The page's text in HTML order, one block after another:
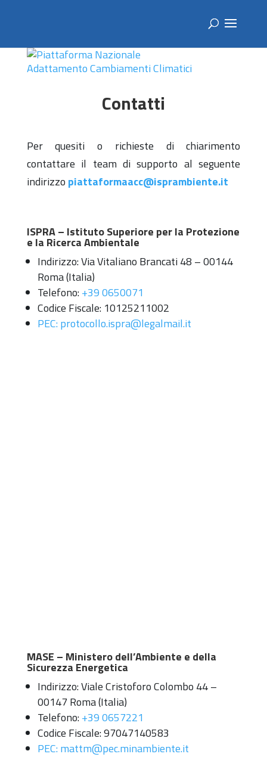
Contatti
Per quesiti o richieste di chiarimento
contattare il team di supporto al seguente
indirizzo piattaformaacc@isprambiente.it
ISPRA – Istituto Superiore per la Protezione
e la Ricerca Ambientale
Indirizzo: Via Vitaliano Brancati 48 – 00144
Roma (Italia)
Telefono:+39 0650071
Codice Fiscale: 10125211002
PEC: protocollo.ispra@legalmail.it
MASE – Ministero dell’Ambiente e della
Sicurezza Energetica
Indirizzo: Viale Cristoforo Colombo 44 –
00147 Roma (Italia)
Telefono:+39 0657221
Codice Fiscale: 97047140583
PEC: mattm@pec.minambiente.it